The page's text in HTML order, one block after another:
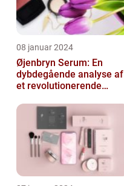
08 januar 2024
Øjenbryn Serum: En
dybdegående analyse af
et revolutionerende